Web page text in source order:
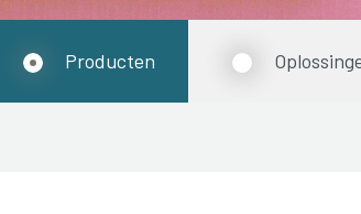
Producten